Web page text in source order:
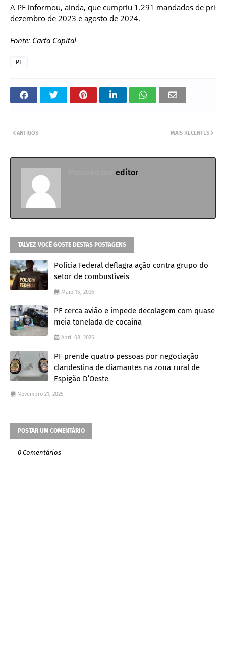
A PF informou, ainda, que cumpriu 1.291 mandados de
dezembro de 2023 e agosto de 2024.
Fonte: Carta Capital
PF
MAIS RECENTES
ANTIGOS
editor
TALVEZ VOCÊ GOSTE DESTAS POSTAGENS
Polícia Federal deflagra ação contra grupo do
setor de combustíveis
Maio 15, 2026
PF cerca avião e impede decolagem com quase
meia tonelada de cocaína
Abril 08, 2026
PF prende quatro pessoas por negociação
clandestina de diamantes na zona rural de
Espigão D’Oeste
Novembro 21, 2025
POSTAR UM COMENTÁRIO
0 Comentários